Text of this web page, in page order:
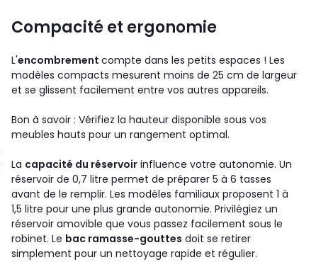
Compacité et ergonomie
L'encombrement compte dans les petits espaces ! Les
modèles compacts mesurent moins de 25 cm de largeur
et se glissent facilement entre vos autres appareils.
Bon à savoir : Vérifiez la hauteur disponible sous vos
meubles hauts pour un rangement optimal.
La capacité du réservoir influence votre autonomie. Un
réservoir de 0,7 litre permet de préparer 5 à 6 tasses
avant de le remplir. Les modèles familiaux proposent 1 à
1,5 litre pour une plus grande autonomie. Privilégiez un
réservoir amovible que vous passez facilement sous le
robinet. Le bac ramasse-gouttes doit se retirer
simplement pour un nettoyage rapide et régulier.